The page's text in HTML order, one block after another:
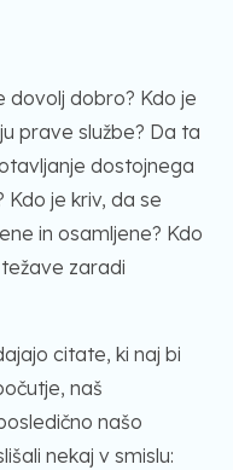
dovolj dobro? Kdo je
prave službe? Da ta
dostojnega
Kdo je kriv, da se
in osamljene? Kdo
zaradi
citate, ki naj bi
naš
našo
nekaj v smislu: